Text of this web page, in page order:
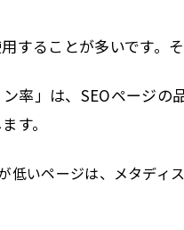
することが多いです。
率」は、SEOページ
す。
いページは、メタディ